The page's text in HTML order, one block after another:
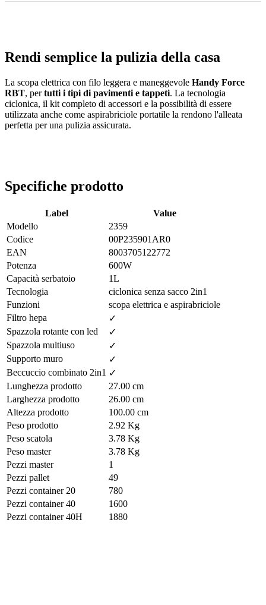
Rendi semplice la pulizia della casa
La scopa elettrica con filo leggera e maneggevole Handy Force
RBT, pertutti i tipi di pavimenti e tappeti. La tecnologia
ciclonica, il kit completo di accessori e la possibilità di essere
utilizzata anche come aspirabriciole portatile la rendono l'alleata
perfetta per una pulizia assicurata.
Specifiche prodotto
Label
Value
Modello
2359
Codice
00P235901AR0
EAN
8003705122772
Potenza
600W
Capacità serbatoio
1L
Tecnologia
ciclonica senza sacco 2in1
Funzioni
scopa elettrica e aspirabriciole
Filtro hepa
✓
Spazzola rotante con led
✓
Spazzola multiuso
✓
Supporto muro
✓
Beccuccio combinato 2in1 ✓
Lunghezza prodotto
27.00 cm
Larghezza prodotto
26.00 cm
Altezza prodotto
100.00 cm
Peso prodotto
2.92 Kg
Peso scatola
3.78 Kg
Peso master
3.78 Kg
Pezzi master
1
Pezzi pallet
49
Pezzi container 20
780
Pezzi container 40
1600
Pezzi container 40H
1880